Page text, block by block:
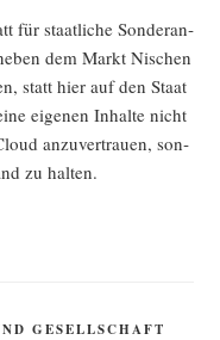
für staat­li­che Son­der­an­
dem Markt Nischen
statt hier auf den Staat
eige­nen Inhal­te nicht
anzu­ver­trau­en, son­
zu halten.
GESELLSCHAFT